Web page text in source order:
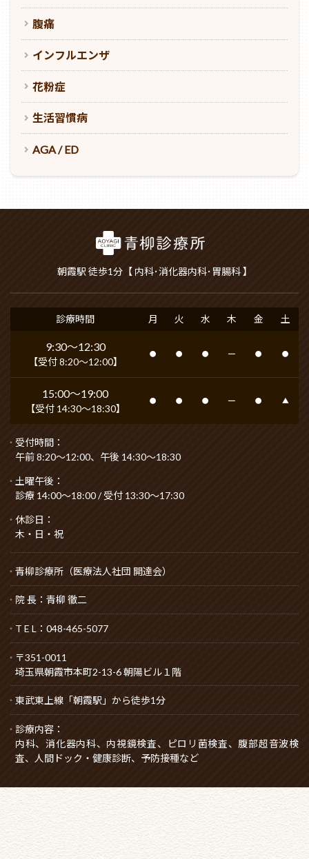
腹痛
インフルエンザ
花粉症
生活習慣病
AGA / ED
朝霞駅 徒歩1分【 内科･消化器内科･胃腸科 】
診療時間 月 火 水 木 金 土
9:30〜12:30
【受付 8:20〜12:00】
● ● ● ━ ● ●
15:00〜19:00
【受付 14:30〜18:30】
● ● ● ━ ● ▲
受付時間：
午前 8:20〜12:00、午後 14:30〜18:30
土曜午後：
診療 14:00～18:00 / 受付 13:30～17:30
休診日：
木・日・祝
青柳診療所（医療法人社団 開達会）
院 長：青柳 徹二
T E L：048-465-5077
〒351-0011
埼玉県朝霞市本町2-13-6 朝陽ビル１階
東武東上線「朝霞駅」から徒歩1分
診療内容：
内科、消化器内科、内視鏡検査、ピロリ菌検査、 腹部超音波検
査、人間ドック・健康診断、予防接種など